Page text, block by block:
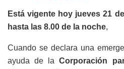
Está vigente hoy jueves 21
hasta las 8.00 de la noche,
Cuando se declara una
ayuda de laCorporación